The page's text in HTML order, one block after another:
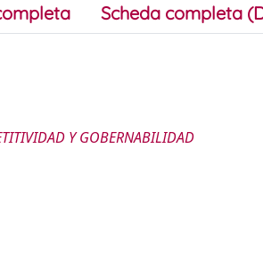
Scheda completa
Y GOBERNABILIDAD